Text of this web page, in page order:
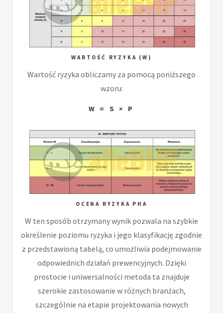
WARTOŚĆ RYZYKA (W)
Wartość ryzyka obliczamy za pomocą poniższego
wzoru:
W = S × P
OCENA RYZYKA PHA
W ten sposób otrzymany wynik pozwala na szybkie
określenie poziomu ryzyka i jego klasyfikację zgodnie
z przedstawioną tabelą, co umożliwia podejmowanie
odpowiednich działań prewencyjnych. Dzięki
prostocie i uniwersalności metoda ta znajduje
szerokie zastosowanie w różnych branżach,
szczególnie na etapie projektowania nowych